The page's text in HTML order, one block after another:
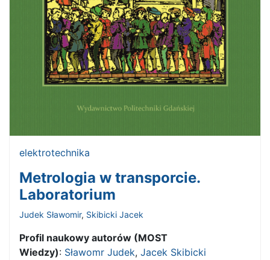
elektrotechnika
Metrologia w transporcie.
Laboratorium
Judek Sławomir, Skibicki Jacek
Profil naukowy autorów (MOST
Wiedzy): Sławomr Judek, Jacek Skibicki